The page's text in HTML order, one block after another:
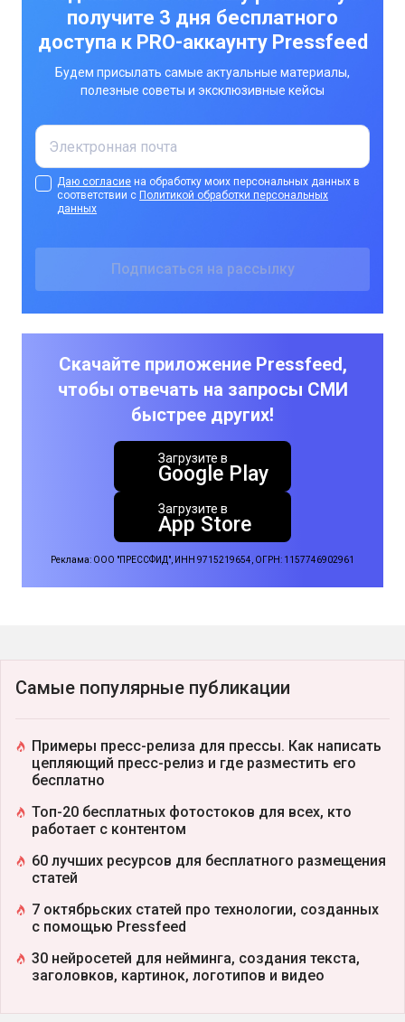
получите 3 дня бесплатного
доступа к PRO-аккаунту Pressfeed
Будем присылать самые актуальные материалы,
полезные советы и эксклюзивные кейсы
Даю согласие на обработку моих персональных данных в
соответствии с Политикой обработки персональных
данных
Скачайте приложение Pressfeed,
чтобы отвечать на запросы СМИ
быстрее других!
Загрузите в
Google Play
Загрузите в
App Store
Реклама: ООО "ПРЕССФИД", ИНН 9715219654, ОГРН: 1157746902961
Самые популярные публикации
Примеры пресс-релиза для прессы. Как написать
цепляющий пресс-релиз и где разместить его
бесплатно
Топ-20 бесплатных фотостоков для всех, кто
работает с контентом
60 лучших ресурсов для бесплатного размещения
статей
7 октябрьских статей про технологии, созданных
с помощью Pressfeed
30 нейросетей для нейминга, создания текста,
заголовков, картинок, логотипов и видео